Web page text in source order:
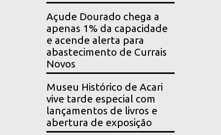
Açude Dourado chega a
apenas 1% da capacidade
e acende alerta para
abastecimento de Currais
Novos
Museu Histórico de Acari
vive tarde especial com
lançamentos de livros e
abertura de exposição